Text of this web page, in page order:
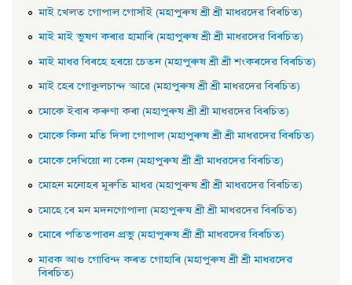
মাই খেলত গােপাল গােসাঁই (মহাপুৰুষ শ্ৰী শ্ৰী মাধৱদেৱ বিৰচিত)
মাই মাই ভুষণ কৰাৱ হামাৰি (মহাপুৰুষ শ্ৰী শ্ৰী মাধৱদেৱ বিৰচিত)
মাই মাধৱ বিৰহে হৰয়ে চেতন (মহাপুৰুষ শ্ৰী শ্ৰী শংকৰদেৱ বিৰচিত)
মাই হেৰ গােকুলচান্দ আৱে (মহাপুৰুষ শ্ৰী শ্ৰী মাধৱদেৱ বিৰচিত)
মােকে ইবাৰ কৰুণা কৰা (মহাপুৰুষ শ্ৰী শ্ৰী মাধৱদেৱ বিৰচিত)
মােকে কিনা মতি দিলা গােপাল (মহাপুৰুষ শ্ৰী শ্ৰী মাধৱদেৱ বিৰচিত)
মােকে দেখিয়াে না কেন (মহাপুৰুষ শ্ৰী শ্ৰী মাধৱদেৱ বিৰচিত)
মােহন মনােহৰ মূৰুতি মাধৱ (মহাপুৰুষ শ্ৰী শ্ৰী মাধৱদেৱ বিৰচিত)
মােহে ৰে মন মদনগােপালা (মহাপুৰুষ শ্ৰী শ্ৰী মাধৱদেৱ বিৰচিত)
মােৰে পতিতপাৱন প্রভু (মহাপুৰুষ শ্ৰী শ্ৰী মাধৱদেৱ বিৰচিত)
মাৱক আগু গােৱিন্দ কৰত গােহাৰি (মহাপুৰুষ শ্ৰী শ্ৰী মাধৱদেৱ
বিৰচিত)